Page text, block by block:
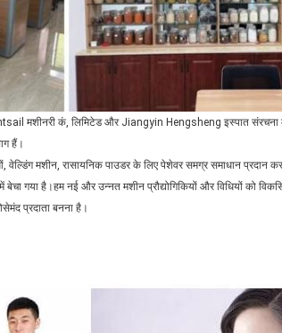
मशीनरी कं, लिमिटेड और Jiangyin Hengsheng इस्पात संरचना
हैं।
मशीन, रासायनिक पाउडर के लिए पेशेवर समग्र समाधान प्रदान
गया है।हम नई और उन्नत मशीन प्रौद्योगिकियों और विधियों को
प्रदाता बनना है।